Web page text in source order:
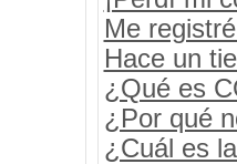
Me
Hace un
¿Qué es
¿Por qué
¿Cuál es